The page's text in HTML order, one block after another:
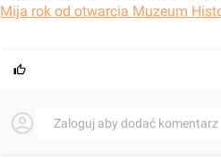
Mija rok od otwarcia Muzeum
Zaloguj aby dodać komentarz